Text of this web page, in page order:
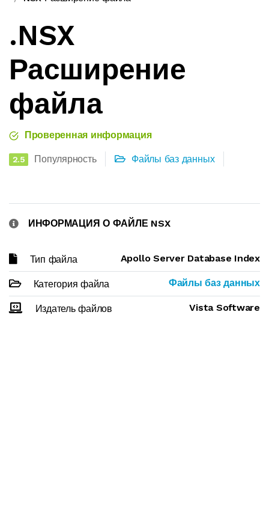
.NSX
Расширение
файла
Проверенная информация
2.5 Популярность Файлы баз данных
ИНФОРМАЦИЯ О ФАЙЛЕ NSX
Тип файла Apollo Server Database Index
Категория файла Файлы баз данных
Издатель файлов Vista Software